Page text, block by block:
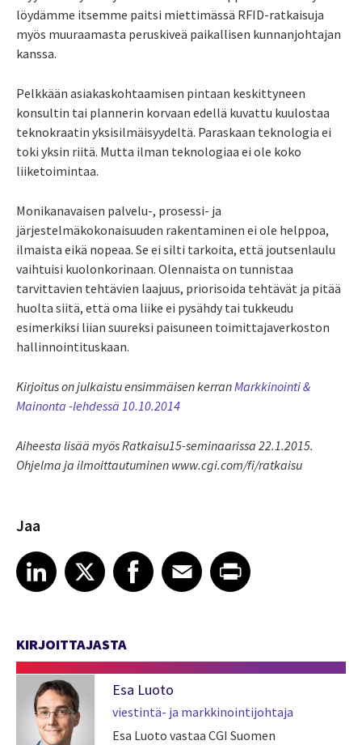
löydämme itsemme paitsi miettimässä RFID-ratkaisuja
myös muuraamasta peruskiveä paikallisen kunnanjohtajan
kanssa.
Pelkkään asiakaskohtaamisen pintaan keskittyneen
konsultin tai plannerin korvaan edellä kuvattu kuulostaa
teknokraatin yksisilmäisyydeltä. Paraskaan teknologia ei
toki yksin riitä. Mutta ilman teknologiaa ei ole koko
liiketoimintaa.
Monikanavaisen palvelu-, prosessi- ja
järjestelmäkokonaisuuden rakentaminen ei ole helppoa,
ilmaista eikä nopeaa. Se ei silti tarkoita, että joutsenlaulu
vaihtuisi kuolonkorinaan. Olennaista on tunnistaa
tarvittavien tehtävien laajuus, priorisoida tehtävät ja pitää
huolta siitä, että oma liike ei pysähdy tai tukkeudu
esimerkiksi liian suureksi paisuneen toimittajaverkoston
hallinnointituskaan.
Kirjoitus on julkaistu ensimmäisen kerranMarkkinointi &
Mainonta -lehdessä 10.10.2014
Aiheesta lisää myös Ratkaisu15-seminaarissa 22.1.2015.
Ohjelma ja ilmoittautuminen www.cgi.com/fi/ratkaisu
Jaa
Share article on LinkedIn
LinkedIn
Share article on XShare article on Facebook
Facebook
Share article on Email
EmailShare article on Print
KIRJOITTAJASTA
Esa Luoto
viestintä- ja markkinointijohtaja
Esa Luoto vastaa CGI Suomen